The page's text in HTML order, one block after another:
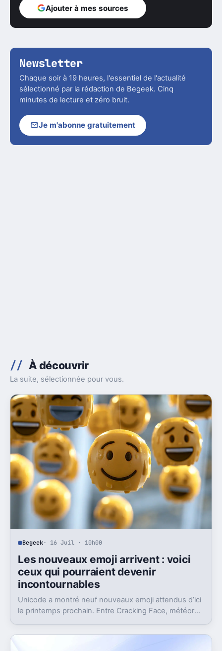
Ajouter à mes sources
Newsletter
Chaque soir à 19 heures, l'essentiel de l'actualité
sélectionné par la rédaction de Begeek. Cinq
minutes de lecture et zéro bruit.
Je m'abonne gratuitement
À découvrir
La suite, sélectionnée pour vous.
Begeek· 16 Juil · 10h00
Les nouveaux emoji arrivent : voici
ceux qui pourraient devenir
incontournables
Unicode a montré neuf nouveaux emoji attendus d’ici
le printemps prochain. Entre Cracking Face, météore